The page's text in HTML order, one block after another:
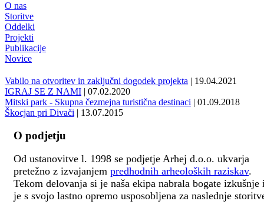
O nas
Storitve
Oddelki
Projekti
Publikacije
Novice
Vabilo na otvoritev in zaključni dogodek projekta | 19.04.2021
IGRAJ SE Z NAMI | 07.02.2020
Mitski park - Skupna čezmejna turistična destinaci | 01.09.2018
Škocjan pri Divači | 13.07.2015
O podjetju
Od ustanovitve l. 1998 se podjetje Arhej d.o.o. ukvarja
pretežno z izvajanjem predhodnih arheoloških raziskav.
Tekom delovanja si je naša ekipa nabrala bogate izkušnje
je s svojo lastno opremo usposobljena za naslednje